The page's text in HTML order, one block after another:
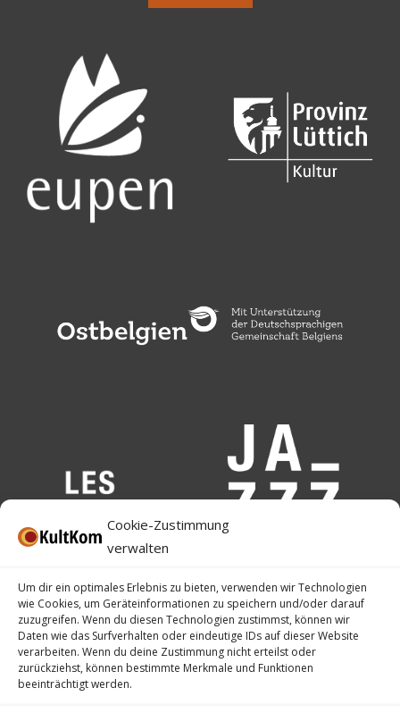
Cookie-Zustimmung
verwalten
Um dir ein optimales Erlebnis zu bieten, verwenden wir Technologien
wie Cookies, um Geräteinformationen zu speichern und/oder darauf
zuzugreifen. Wenn du diesen Technologien zustimmst, können wir
Daten wie das Surfverhalten oder eindeutige IDs auf dieser Website
verarbeiten. Wenn du deine Zustimmung nicht erteilst oder
zurückziehst, können bestimmte Merkmale und Funktionen
beeinträchtigt werden.